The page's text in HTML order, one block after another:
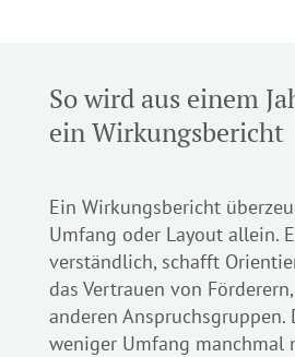
So wird aus einem
ein Wirkungsbericht
Ein Wirkungsbericht
Umfang oder Layout allein.
verständlich, schafft
das Vertrauen von
anderen Anspruchsgruppen.
weniger Umfang manchmal